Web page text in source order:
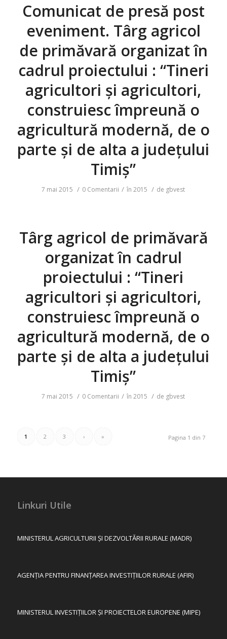
Comunicat de presă post
eveniment. Târg agricol
de primăvară organizat în
cadrul proiectului : “Tineri
agricultori și agricultori,
construiesc împreună o
agricultură modernă, de o
parte și de alta a județului
Timiș”
7 mai 2015 / 0 Comentarii / în2015 / de gbvest
Târg agricol de primăvară
organizat în cadrul
proiectului : “Tineri
agricultori și agricultori,
construiesc împreună o
agricultură modernă, de o
parte și de alta a județului
Timiș”
7 mai 2015 / 0 Comentarii / în2015 / de gbvest
Pagina 1 din 7
1 2 3 › »
Linkuri Utile
MINISTERUL AGRICULTURII ȘI DEZVOLTĂRII RURALE (MADR)
AGENȚIA PENTRU FINANȚAREA INVESTIȚIILOR RURALE (AFIR)
MINISTERUL INVESTIȚIILOR ȘI PROIECTELOR EUROPENE (MIPE)